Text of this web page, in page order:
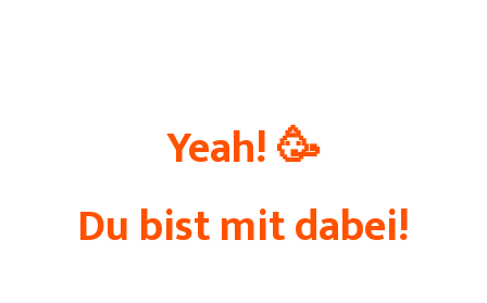
Yeah! 🥳
Du bist mit dabei!